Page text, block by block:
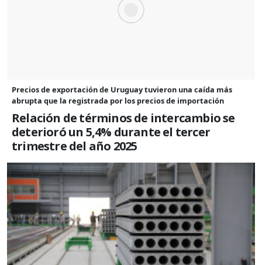
Precios de exportación de Uruguay tuvieron una caída más
abrupta que la registrada por los precios de importación
Relación de términos de intercambio se
deterioró un 5,4% durante el tercer
trimestre del año 2025